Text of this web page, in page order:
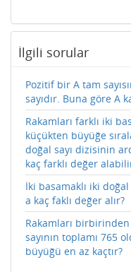
İlgili sorular
Pozitif bir A tam
sayıdır. Buna göre A
Rakamları farklı iki
küçükten büyüğe
doğal sayı dizisinin
kaç farklı değer
İki basamaklı iki
a kaç faklı değer alır?
Rakamları
sayının toplamı 765
büyüğü en az kaçtır?